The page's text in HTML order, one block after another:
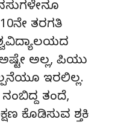
ತರಗತಿ
ಅಲ್ಲ, ಪಿಯು
ಇರಲಿಲ್ಲ.
ತಂದೆ,
ಕೊಡಿಸುವ ಶಕ್ತಿ